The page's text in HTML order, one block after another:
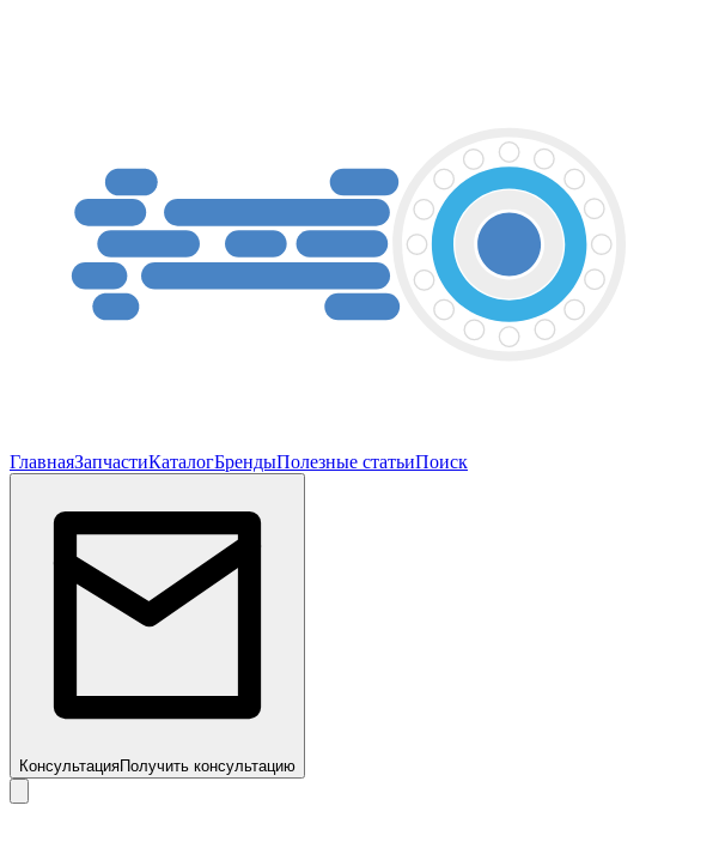
ГлавнаяЗапчастиКаталогБрендыПолезные статьиПоиск
КонсультацияПолучить консультацию